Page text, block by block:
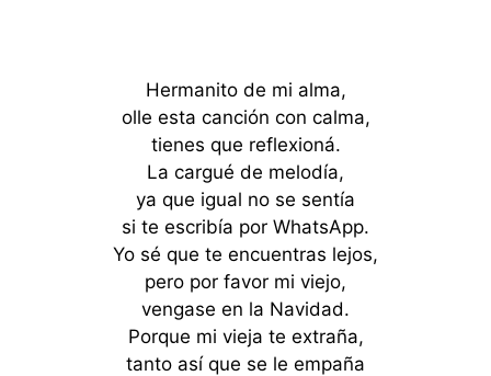
Hermanito de mi alma,
olle esta canción con calma,
tienes que reflexioná.
La cargué de melodía,
ya que igual no se sentía
si te escribía por WhatsApp.
Yo sé que te encuentras lejos,
pero por favor mi viejo,
vengase en la Navidad.
Porque mi vieja te extraña,
tanto así que se le empaña